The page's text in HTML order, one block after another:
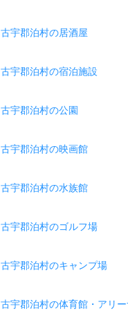
古宇郡泊村の居酒屋
古宇郡泊村の宿泊施設
古宇郡泊村の公園
古宇郡泊村の映画館
古宇郡泊村の水族館
古宇郡泊村のゴルフ場
古宇郡泊村のキャンプ場
古宇郡泊村の体育館・アリー